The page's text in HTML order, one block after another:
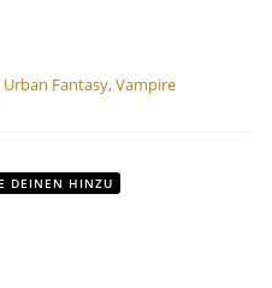
Urban Fantasy,Vampire
DEINEN HINZU